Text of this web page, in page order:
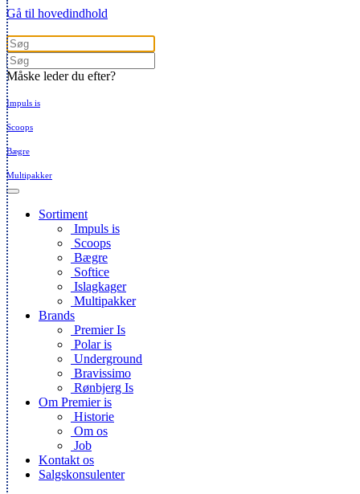
Gå til hovedindhold
Måske leder du efter?
Impuls is
Scoops
Bægre
Multipakker
Sortiment
Impuls is
Scoops
Bægre
Softice
Islagkager
Multipakker
Brands
Premier Is
Polar is
Underground
Bravissimo
Rønbjerg Is
Om Premier is
Historie
Om os
Job
Kontakt os
Salgskonsulenter